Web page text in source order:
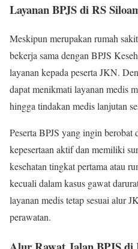
Layanan BPJS di RS
Meskipun merupakan rumah
bekerja sama dengan BPJS
layanan kepada peserta JKN.
dapat menikmati layanan medis
hingga tindakan medis lanjutan
Peserta BPJS yang ingin
kepesertaan aktif dan memiliki
kesehatan tingkat pertama atau
kecuali dalam kasus gawat
layanan medis tetap sesuai alur
perawatan.